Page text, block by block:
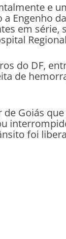
e
Engenho
em
do DF,
de
Goiás
foi